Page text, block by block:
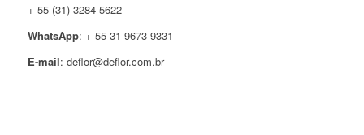
+ 55 (31) 3284-5622
WhatsApp: + 55 31 9673-9331
E-mail: deflor@deflor.com.br